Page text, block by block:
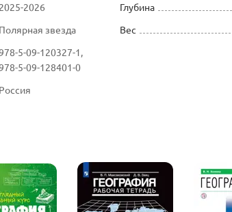
2025-2026
Полярная звезда
5-09-120327-1,
5-09-128401-0
Россия
Глубина
Вес